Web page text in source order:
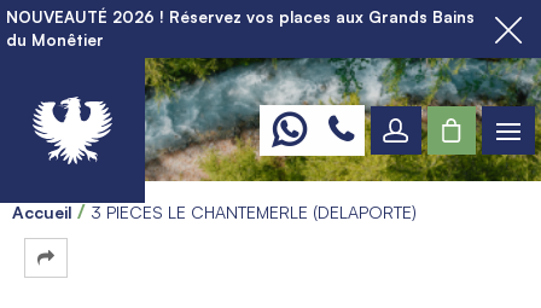
NOUVEAUTÉ 2026 ! Réservez vos places aux Grands Bains
du Monêtier
Accueil 3 PIECES LE CHANTEMERLE (DELAPORTE)